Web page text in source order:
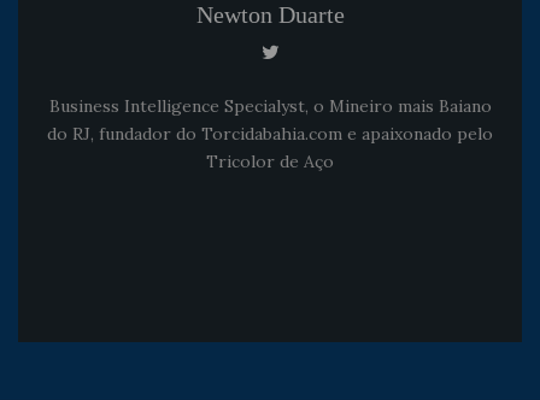
Newton Duarte
Business Intelligence Specialyst, o Mineiro mais Baiano
do RJ, fundador do Torcidabahia.com e apaixonado pelo
Tricolor de Aço